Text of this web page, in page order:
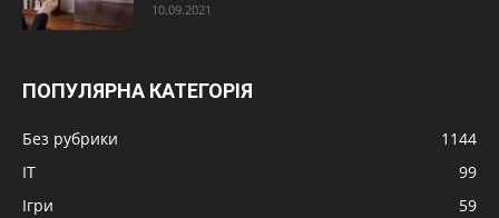
10.09.2021
ПОПУЛЯРНА КАТЕГОРІЯ
Без рубрики
1144
IT
99
Ігри
59